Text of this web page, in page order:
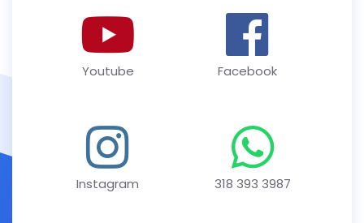
Youtube Facebook
Instagram 318 393 3987